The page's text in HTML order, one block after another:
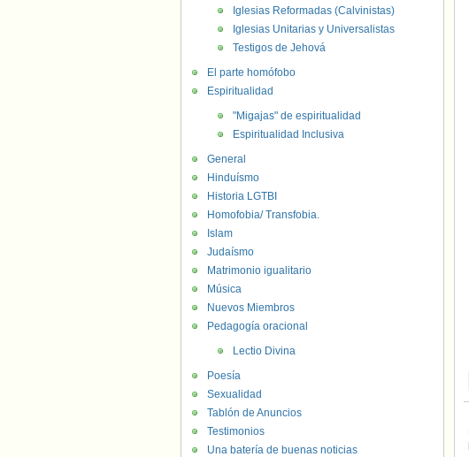
Iglesias Reformadas (Calvinistas)
Iglesias Unitarias y Universalistas
Testigos de Jehová
El parte homófobo
Espiritualidad
"Migajas" de espiritualidad
Espiritualidad Inclusiva
General
Hinduísmo
Historia LGTBI
Homofobia/ Transfobia.
Islam
Judaísmo
Matrimonio igualitario
Música
Nuevos Miembros
Pedagogía oracional
Lectio Divina
Poesía
Sexualidad
Tablón de Anuncios
Testimonios
Una batería de buenas noticias